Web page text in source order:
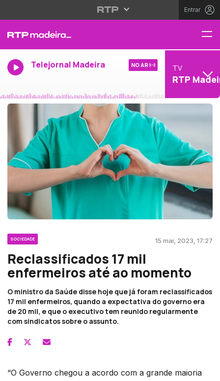
Entrar
Telejornal Madeira NO AR TV
RTP
SOCIEDADE 15 mai, 2023, 17:27
Reclassificados 17 mil
enfermeiros até ao momento
O ministro da Saúde disse hoje que já foram reclassificados
17 mil enfermeiros, quando a expectativa do governo era
de 20 mil, e que o executivo tem reunido regularmente
com sindicatos sobre o assunto.
“O Governo chegou a acordo com a grande maioria